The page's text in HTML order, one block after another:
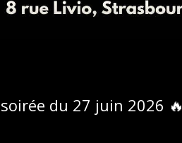
du 27 juin 2026 🔥